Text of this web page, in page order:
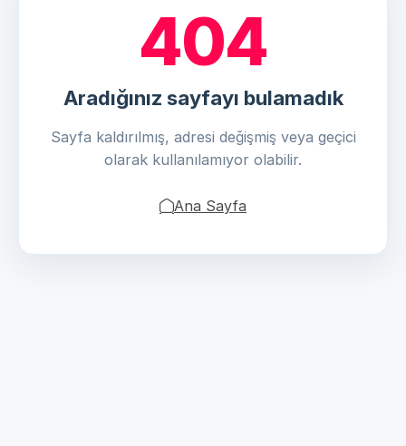
404
Aradığınız sayfayı bulamadık
Sayfa kaldırılmış, adresi değişmiş veya geçici
olarak kullanılamıyor olabilir.
Ana Sayfa